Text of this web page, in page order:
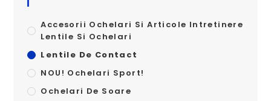
Accesorii Ochelari Si Articole Intretinere
Lentile Si Ochelari
Lentile De Contact
NOU! Ochelari Sport!
Ochelari De Soare